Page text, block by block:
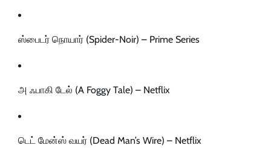
ஸ்பைடர் நொயார் (Spider-Noir) – Prime Series
அ ஃபாகி டேல் (A Foggy Tale) – Netflix
டெட் மேன்ஸ் வயர் (Dead Man’s Wire) – Netflix